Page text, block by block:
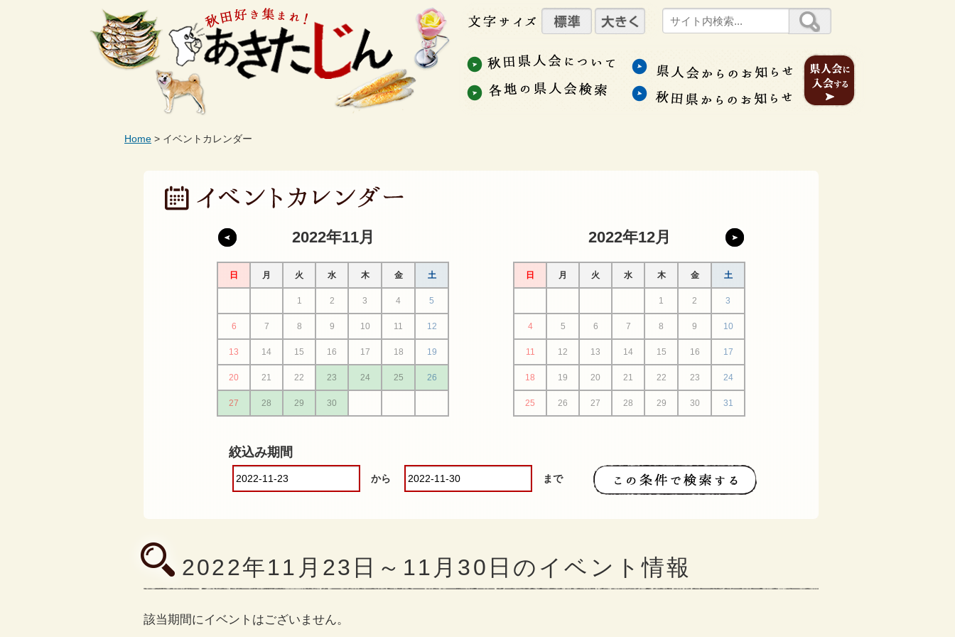
Home イベントカレンダー
2022年11月
日 月 火 水 木 金 土
1 2 3 4 5
6 7 8 9 10 11 12
13 14 15 16 17 18 19
20 21 22 23 24 25 26
27 28 29 30
2022年12月
日 月 火 水 木 金 土
1 2 3
4 5 6 7 8 9 10
11 12 13 14 15 16 17
18 19 20 21 22 23 24
25 26 27 28 29 30 31
絞込み期間
から まで
2022年11月23日～11月30日のイベント情報
該当期間にイベントはございません。